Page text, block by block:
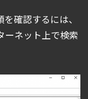
確認するには、
ーネット上で検索